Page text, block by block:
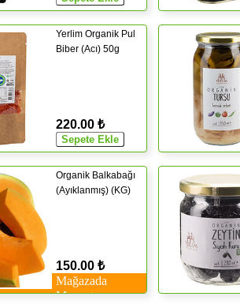
Yerlim Organik Pul
Biber (Acı) 50g
220.00 ₺
Organik Balkabağı
(Ayıklanmış) (KG)
150.00 ₺
Mağazada
Mevcut